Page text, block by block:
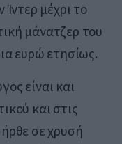
μέχρι το
μάνατζερ του
ευρώ ετησίως.
είναι και
και στις
σε χρυσή